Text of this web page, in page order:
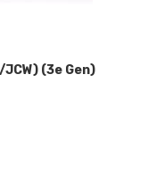
(3e Gen)